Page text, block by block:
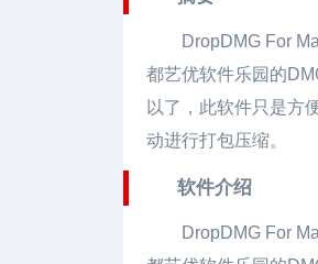
DropDMG For
都艺优软件乐园的
以了，此软件只是方
动进行打包压缩。
软件介绍
DropDMG For